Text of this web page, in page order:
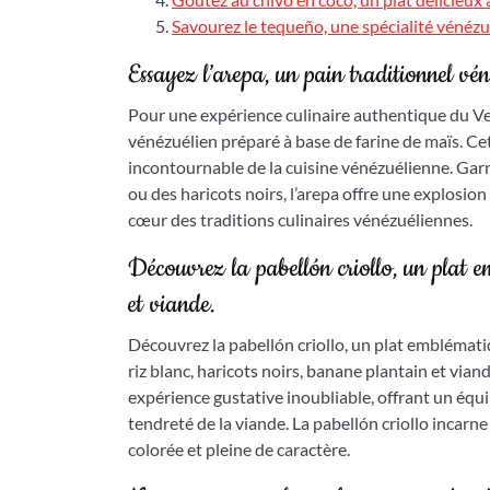
Savourez le tequeño, une spécialité
Essayez l’arepa, un pain traditionnel
Pour une expérience culinaire authentique du
vénézuélien préparé à base de farine de maïs.
incontournable de la cuisine vénézuélienne.
ou des haricots noirs, l’arepa offre une
cœur des traditions culinaires vénézuéliennes.
Découvrez la pabellón criollo, un plat
et viande.
Découvrez la pabellón criollo, un plat
riz blanc, haricots noirs, banane plantain et
expérience gustative inoubliable, offrant un
tendreté de la viande. La pabellón criollo incarne
colorée et pleine de caractère.